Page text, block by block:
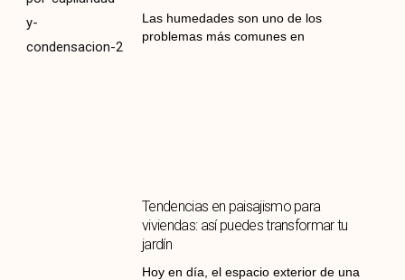
Las humedades son uno de los
problemas más comunes en
Tendencias en paisajismo para
viviendas: así puedes transformar tu
jardín
Hoy en día, el espacio exterior de una